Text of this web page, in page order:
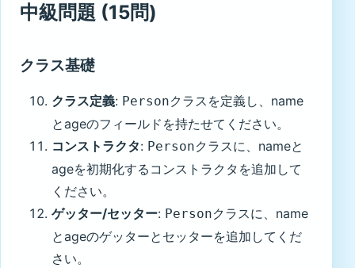
中級問題 (15問)
クラス基礎
クラス定義: Personクラスを定義し、name
とageのフィールドを持たせてください。
コンストラクタ: Personクラスに、nameと
ageを初期化するコンストラクタを追加して
ください。
ゲッター/セッター: Personクラスに、name
とageのゲッターとセッターを追加してくだ
さい。